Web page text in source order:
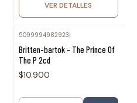
VER DETALLES
5099994982923
Britten-bartok - The Prince Of
The P 2cd
$10.900